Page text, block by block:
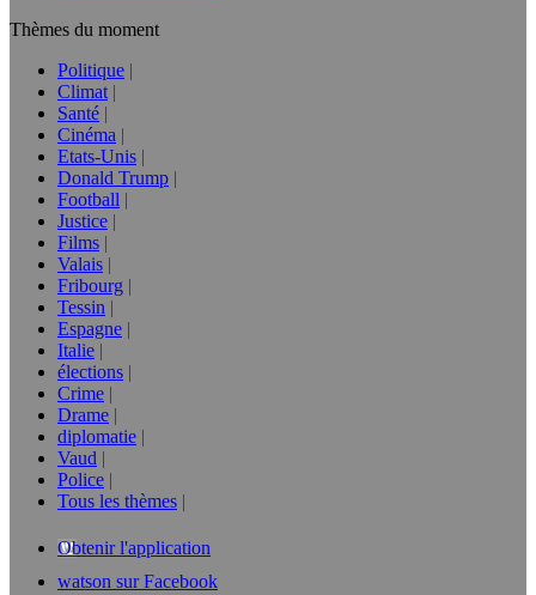
Thèmes du moment
Politique
Climat
Santé
Cinéma
Etats-Unis
Donald Trump
Football
Justice
Films
Valais
Fribourg
Tessin
Espagne
Italie
élections
Crime
Drame
diplomatie
Vaud
Police
Tous les thèmes
Obtenir l'application
watson sur Facebook